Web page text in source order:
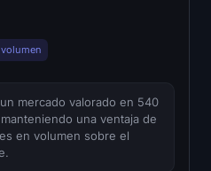
criptomonedas
mercado valorado en 540
una ventaja de
en volumen sobre el